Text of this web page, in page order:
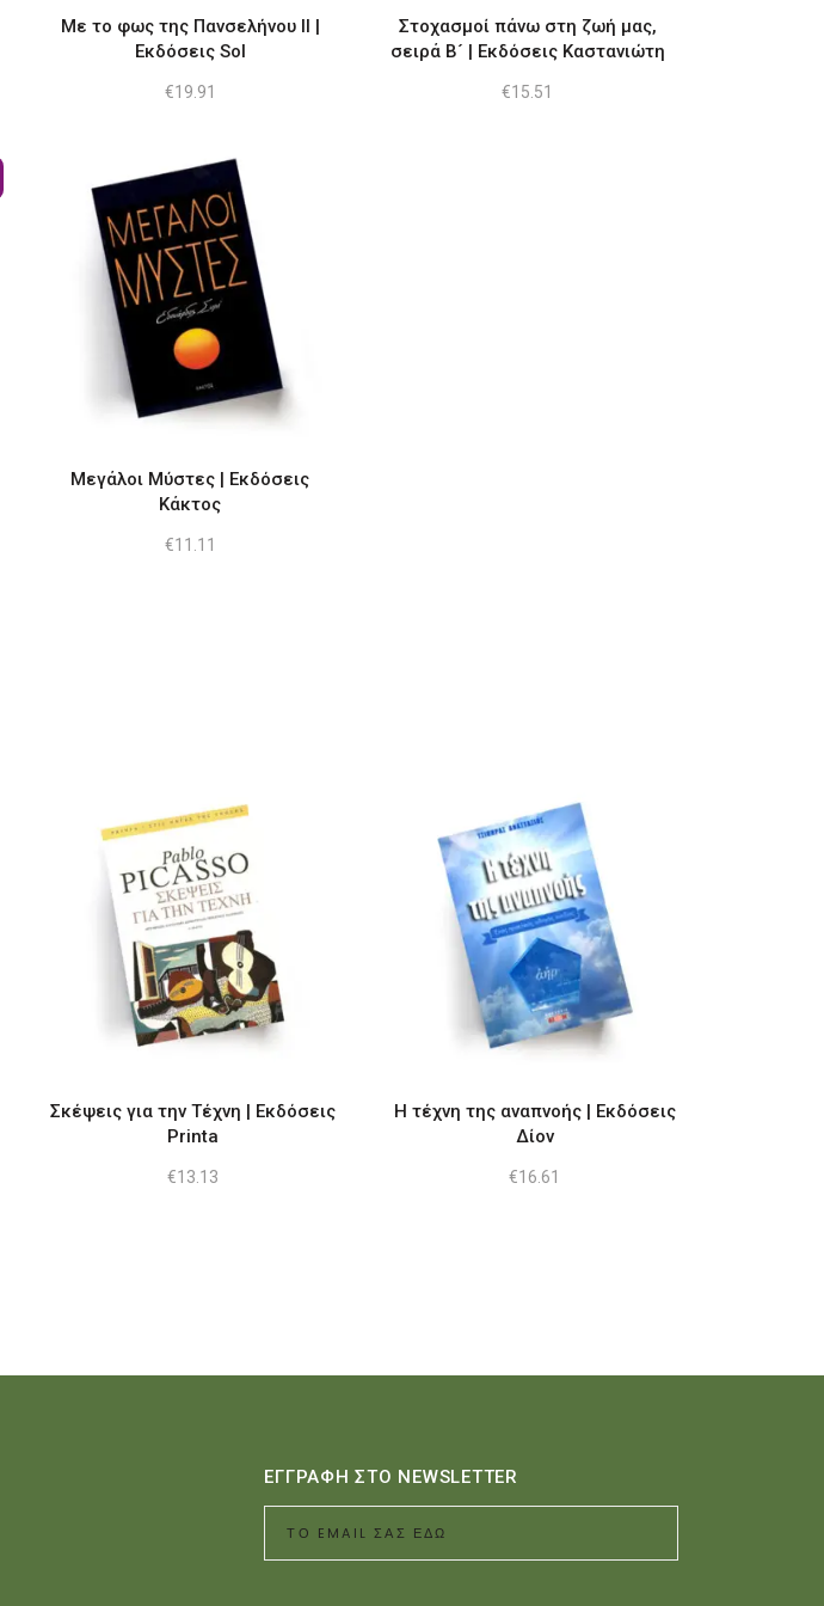
Με το φως της Πανσελήνου ΙΙ |
Εκδόσεις Sol
€19.91
Στοχασμοί πάνω στη ζωή μας,
σειρά Β´ | Εκδόσεις Καστανιώτη
€15.51
Μεγάλοι Μύστες | Εκδόσεις
Κάκτος
€11.11
Σκέψεις για την Τέχνη | Εκδόσεις
Printa
€13.13
Η τέχνη της αναπνοής | Εκδόσεις
Δίον
€16.61
ΕΓΓΡΑΦΗ ΣΤΟ NEWSLETTER